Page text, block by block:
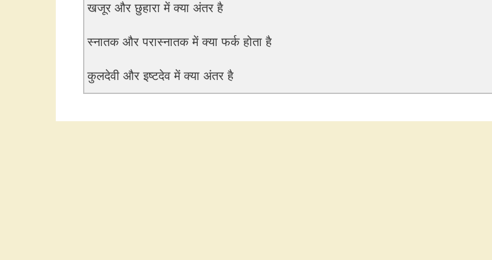
खजूर और छुहारा में क्या अंतर है
स्नातक और परास्नातक में क्या फर्क होता है
कुलदेवी और इष्टदेव में क्या अंतर है